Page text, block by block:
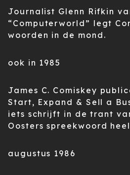
Journalist Glenn Rifkin
“Computerworld” legt
woorden in de mond.
ook in 1985
James C. Comiskey
Start, Expand & Sell a
iets schrijft in de trant
Oosters spreekwoord
augustus 1986